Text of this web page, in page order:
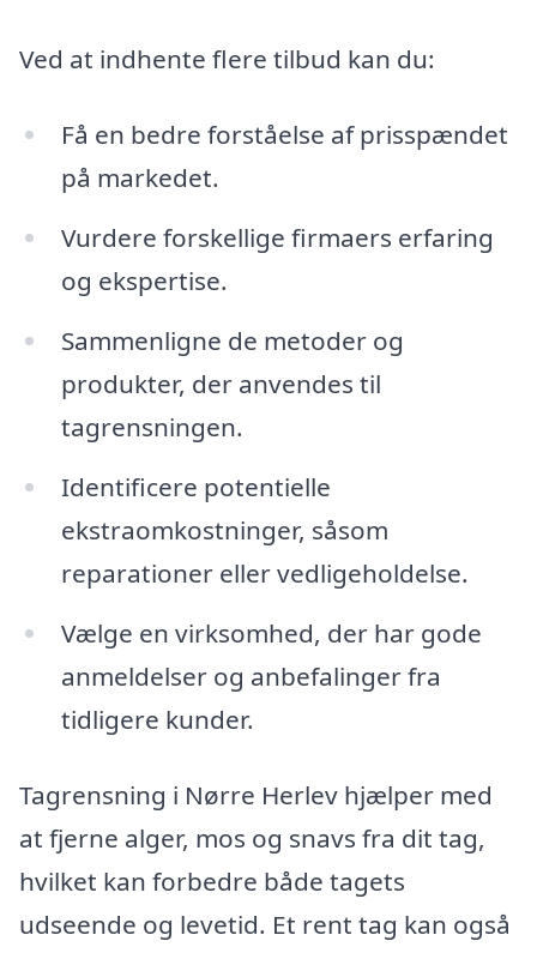
Ved at indhente flere tilbud kan du:
Få en bedre forståelse af prisspændet
på markedet.
Vurdere forskellige firmaers erfaring
og ekspertise.
Sammenligne de metoder og
produkter, der anvendes til
tagrensningen.
Identificere potentielle
ekstraomkostninger, såsom
reparationer eller vedligeholdelse.
Vælge en virksomhed, der har gode
anmeldelser og anbefalinger fra
tidligere kunder.
Tagrensning i Nørre Herlev hjælper med
at fjerne alger, mos og snavs fra dit tag,
hvilket kan forbedre både tagets
udseende og levetid. Et rent tag kan også